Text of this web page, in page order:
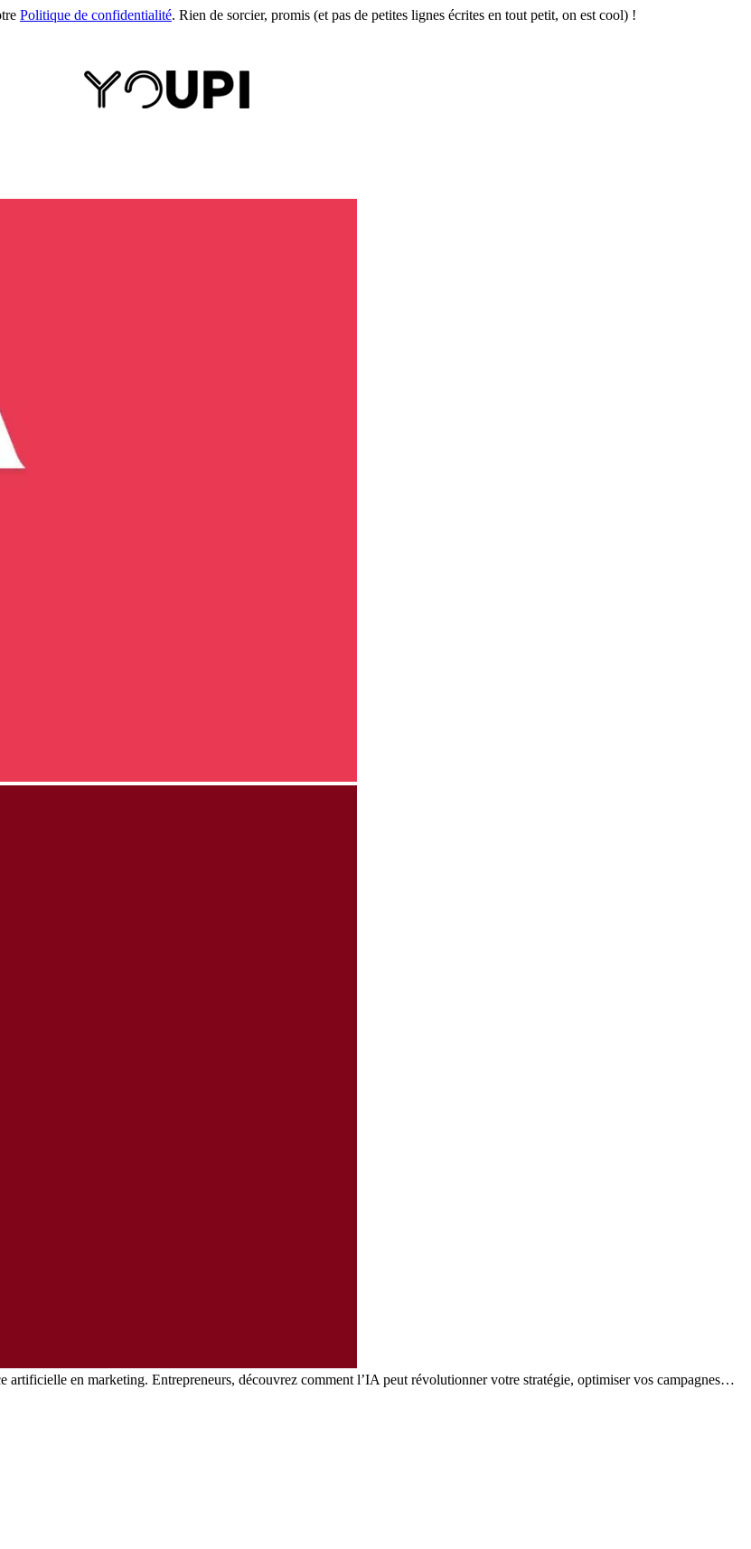
Politique de confidentialité. Rien de sorcier, promis (et pas de petites lignes écrites en tout petit, on est cool) !
en marketing. Entrepreneurs, découvrez comment l’IA peut révolutionner votre stratégie, optimiser vos campagnes…